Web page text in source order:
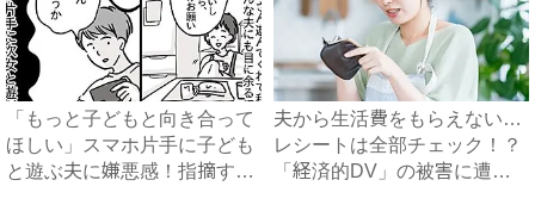
「もっと子どもと向き合って
ほしい」スマホ片手に子ども
と遊ぶ夫に嫌悪感！指摘する
夫から生活費をもらえない…
レシートは全部チェック！？
「経済的DV」の被害に遭っ